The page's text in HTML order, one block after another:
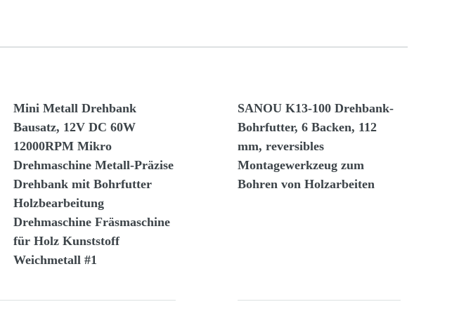
Mini Metall Drehbank
Bausatz, 12V DC 60W
12000RPM Mikro
Drehmaschine Metall-Präzise
Drehbank mit Bohrfutter
Holzbearbeitung
Drehmaschine Fräsmaschine
für Holz Kunststoff
Weichmetall #1
SANOU K13-100 Drehbank-
Bohrfutter, 6 Backen, 112
mm, reversibles
Montagewerkzeug zum
Bohren von Holzarbeiten